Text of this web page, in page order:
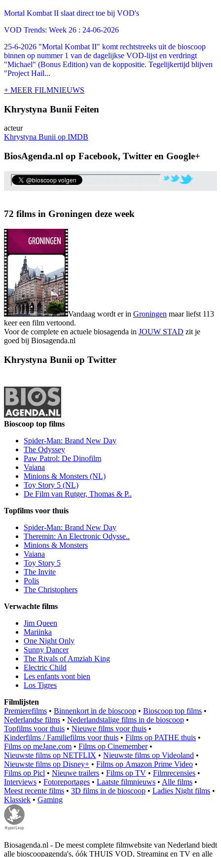
Mortal Kombat II slaat direct toe bij VOD's
VOD Trends: Week 26 : 24-06-2026
25-6-2026 "Mortal Kombat II" komt rechtstreeks uit de bioscoop
binnen op nummer 1 van de dagelijkse VOD-lijst en verdringt
"Michael" (Bonus Edition) van de koppositie. Tegelijkertijd blijven
"Project Hail...
+ MEER FILMNIEUWS
Khrystyna Bunii Feiten
acteur
Khrystyna Bunii op IMDB
BiosAgenda.nl op Facebook, Twitter en Google+
72 films in Groningen deze week
Vandaag wordt er in Groningen maar liefst 113
keer een film vertoond.
Voor de complete en actuele biosagenda in JOUW STAD zit je
goed bij Biosagenda.nl
Khrystyna Bunii op Twitter
Bioscoop top films
Spider-Man: Brand New Day
The Odyssey
Paw Patrol: De Dinofilm
Vaiana
Minions & Monsters (NL)
Toy Story 5 (NL)
De Film van Rutger, Thomas & P..
Topfilms voor thuis
Spider-Man: Brand New Day
Theremin: An Electronic Odysse..
Minions & Monsters
Vaiana
Toy Story 5
The Invite
Polis
The Christophers
Verwachte films
Jim Queen
Mariinka
One Night Only
Sunny Dancer
The Rivals of Amziah King
Electric Child
Les enfants vont bien
Los Tigres
Filmlijsten
Premierefilms • Binnenkort in de bioscoop • Bioscoop top films •
Nederlandse films • Nederlandstalige films in de bioscoop •
Topfilms voor thuis • Nieuwe films voor thuis •
Kinderfilms / Familiefilms voor thuis • Films op PATHE thuis •
Films op meJane.com • Films op Cinemember•
Nieuwste films op NETFLIX • Nieuwste films op Videoland •
Nieuwste films op Disney+ • Films op Amazon Prime Video •
Films op Picl • Nieuwe trailers • Films op TV • Filmrecensies •
Interviews • Fotoreportages • Laatste filmnieuws • Alle films •
Meest recente films • 3D films in de bioscoop • Ladies Night films •
Klassiek • Gaming
Biosagenda.nl - De meest complete filmwebsite van Nederland biedt
alle bioscoopagenda's, óók THUIS VOD, Streaming en TV en alle